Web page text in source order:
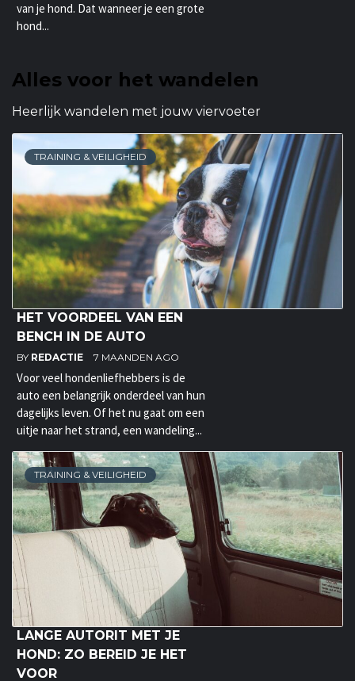
van je hond. Dat wanneer je een grote
hond...
Alles voor het wandelen
Heerlijk wandelen met jouw viervoeter
TRAINING & VEILIGHEID
HET VOORDEEL VAN EEN
BENCH IN DE AUTO
BY REDACTIE 7 MAANDEN AGO
Voor veel hondenliefhebbers is de
auto een belangrijk onderdeel van hun
dagelijks leven. Of het nu gaat om een
uitje naar het strand, een wandeling...
TRAINING & VEILIGHEID
LANGE AUTORIT MET JE
HOND: ZO BEREID JE HET
VOOR